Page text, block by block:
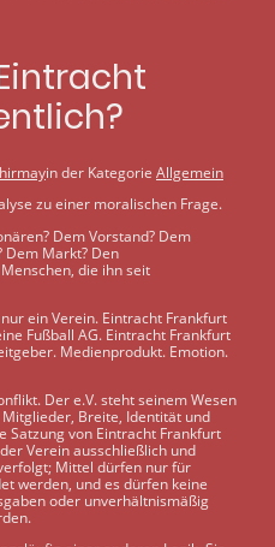
in der Kategorie Allgemein
zu einer moralischen Frage.
Dem Vorstand? Dem
Dem Markt? Den
die ihn seit
ein Verein. Eintracht Frankfurt
Fußball AG. Eintracht Frankfurt
Medienprodukt. Emotion.
Der e.V. steht seinem Wesen
Breite, Identität und
Satzung von Eintracht Frankfurt
Verein ausschließlich und
Mittel dürfen nur für
werden, und es dürfen keine
oder unverhältnismäßig